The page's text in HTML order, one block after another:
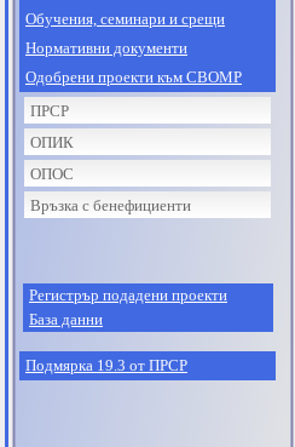
Обучения, семинари и срещи
Нормативни документи
Одобрени проекти към СВОМР
ПРСР
ОПИК
ОПОС
Връзка с бенефициенти
Регистрър подадени проекти
База данни
Подмярка 19.3 от ПРСР